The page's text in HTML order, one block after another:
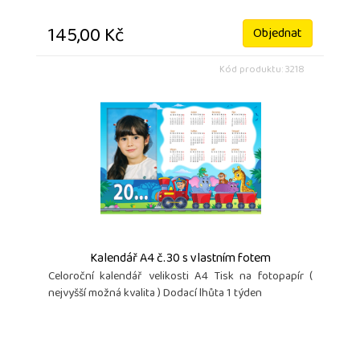
145,00 Kč Objednat
Kód produktu: 3218
Kalendář A4 č.30 s vlastním fotem
Celoroční kalendář velikosti A4 Tisk na fotopapír (
nejvyšší možná kvalita ) Dodací lhůta 1 týden